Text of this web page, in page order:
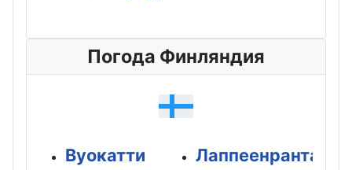
Погода Финляндия
Вуокатти
Лаппеенранта